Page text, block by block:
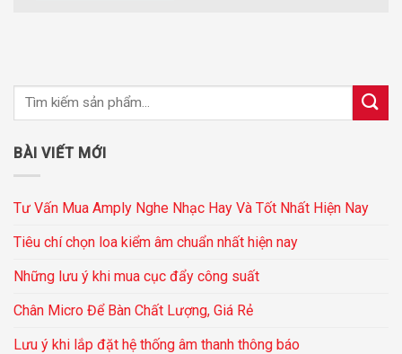
BÀI VIẾT MỚI
Tư Vấn Mua Amply Nghe Nhạc Hay Và Tốt Nhất Hiện Nay
Tiêu chí chọn loa kiểm âm chuẩn nhất hiện nay
Những lưu ý khi mua cục đẩy công suất
Chân Micro Để Bàn Chất Lượng, Giá Rẻ
Lưu ý khi lắp đặt hệ thống âm thanh thông báo